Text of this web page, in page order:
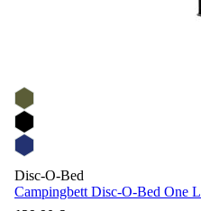
Disc-O-Bed
Campingbett Disc-O-Bed One L